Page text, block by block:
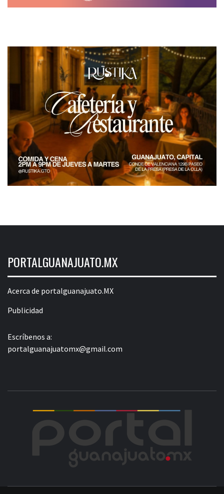
PORTALGUANAJUATO.MX
Acerca de portalguanajuato.MX
Publicidad
Escríbenos a:
portalguanajuatomx@gmail.com